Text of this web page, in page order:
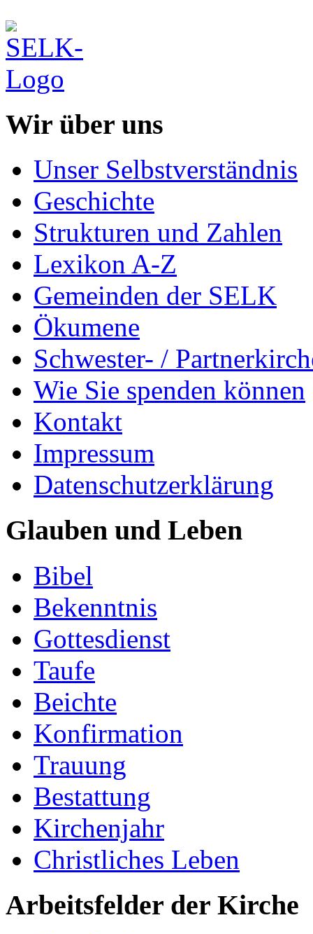
Wir über uns
Unser Selbstverständnis
Geschichte
Strukturen und Zahlen
Lexikon A-Z
Gemeinden der SELK
Ökumene
Schwester- /
Wie Sie spenden können
Kontakt
Impressum
Datenschutzerklärung
Glauben und Leben
Bibel
Bekenntnis
Gottesdienst
Taufe
Beichte
Konfirmation
Trauung
Bestattung
Kirchenjahr
Christliches Leben
Arbeitsfelder der Kirche